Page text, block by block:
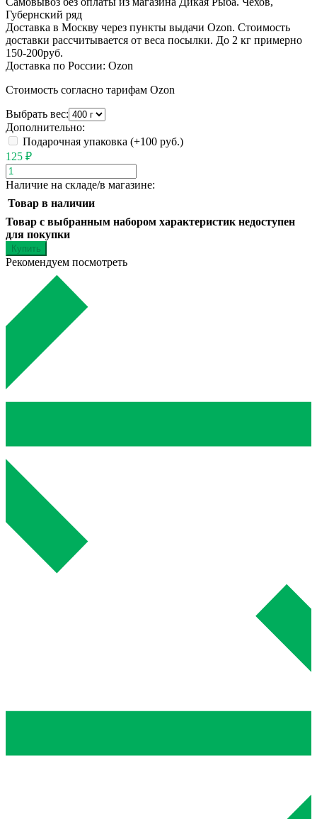
Губернский ряд
Доставка в Москву через пункты выдачи Ozon. Стоимость
доставки рассчитывается от веса посылки. До 2 кг примерно
150-200руб.
Доставка по России: Ozon
Стоимость согласно тарифам Ozon
Выбрать вес:
Дополнительно:
Подарочная упаковка (+100 руб.)
125 ₽
Наличие на складе/в магазине:
Товар в наличии
Товар с выбранным набором характеристик недоступен
для покупки
Рекомендуем посмотреть